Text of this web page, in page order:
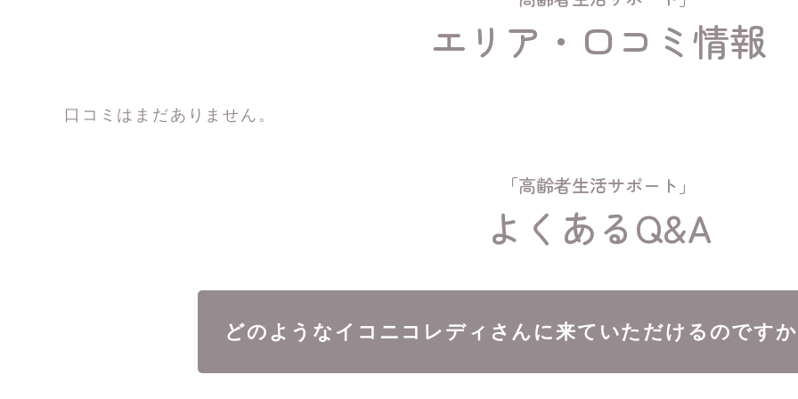
エリア・口コミ情報
口コミはまだありません。
「高齢者生活サポート」
よくあるQ&A
どのようなイコニコレディさんに来ていただけるのです